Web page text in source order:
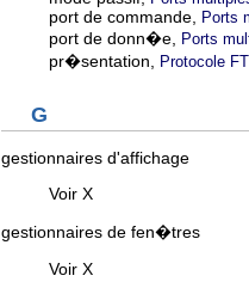
port de commande, Ports
port de donn�e, Ports
pr�sentation, Protocole
G
gestionnaires d'affichage
Voir X
gestionnaires de fen�tres
Voir X